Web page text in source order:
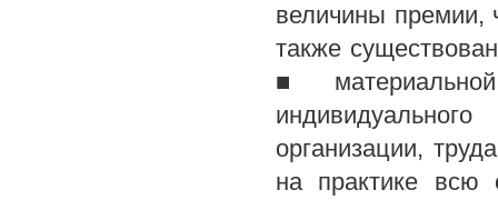
величины премии,
также
■ материальной
организации,
на практике всю